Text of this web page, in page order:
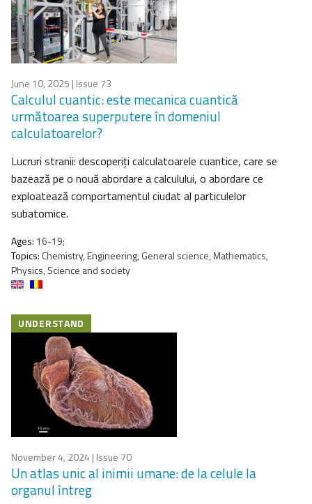
June 10, 2025 | Issue 73
Calculul cuantic: este mecanica cuantică
următoarea superputere în domeniul
calculatoarelor?
Lucruri stranii: descoperiți calculatoarele cuantice, care se
bazează pe o nouă abordare a calculului, o abordare ce
exploatează comportamentul ciudat al particulelor
subatomice.
Ages: 16-19;
Topics: Chemistry, Engineering, General science, Mathematics,
Physics, Science and society
UNDERSTAND
November 4, 2024 | Issue 70
Un atlas unic al inimii umane: de la celule la
organul întreg